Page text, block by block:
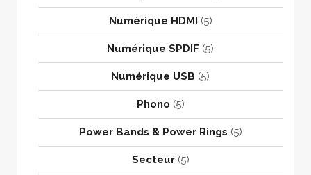
Numérique HDMI (5)
Numérique SPDIF (5)
Numérique USB (5)
Phono (5)
Power Bands & Power Rings (5)
Secteur(5)